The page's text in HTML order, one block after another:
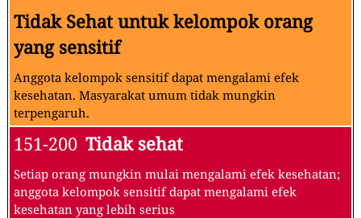
Tidak Sehat untuk kelompok orang
yang sensitif
Anggota kelompok sensitif dapat mengalami efek
kesehatan. Masyarakat umum tidak mungkin
terpengaruh.
151-200 Tidak sehat
Setiap orang mungkin mulai mengalami efek kesehatan;
anggota kelompok sensitif dapat mengalami efek
kesehatan yang lebih serius